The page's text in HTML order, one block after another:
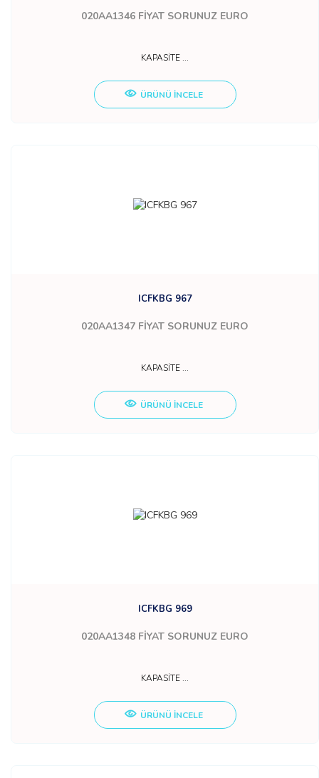
020AA1346 FİYAT SORUNUZ EURO
KAPASİTE ...
ÜRÜNÜ İNCELE
ICFKBG 967
020AA1347 FİYAT SORUNUZ EURO
KAPASİTE ...
ÜRÜNÜ İNCELE
ICFKBG 969
020AA1348 FİYAT SORUNUZ EURO
KAPASİTE ...
ÜRÜNÜ İNCELE